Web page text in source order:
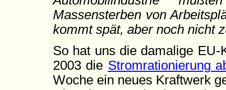
Massensterben von
kommt spät, aber noch nicht
So hat uns die damalige
2003 die Stromrationierung
Woche ein neues Kraftwerk